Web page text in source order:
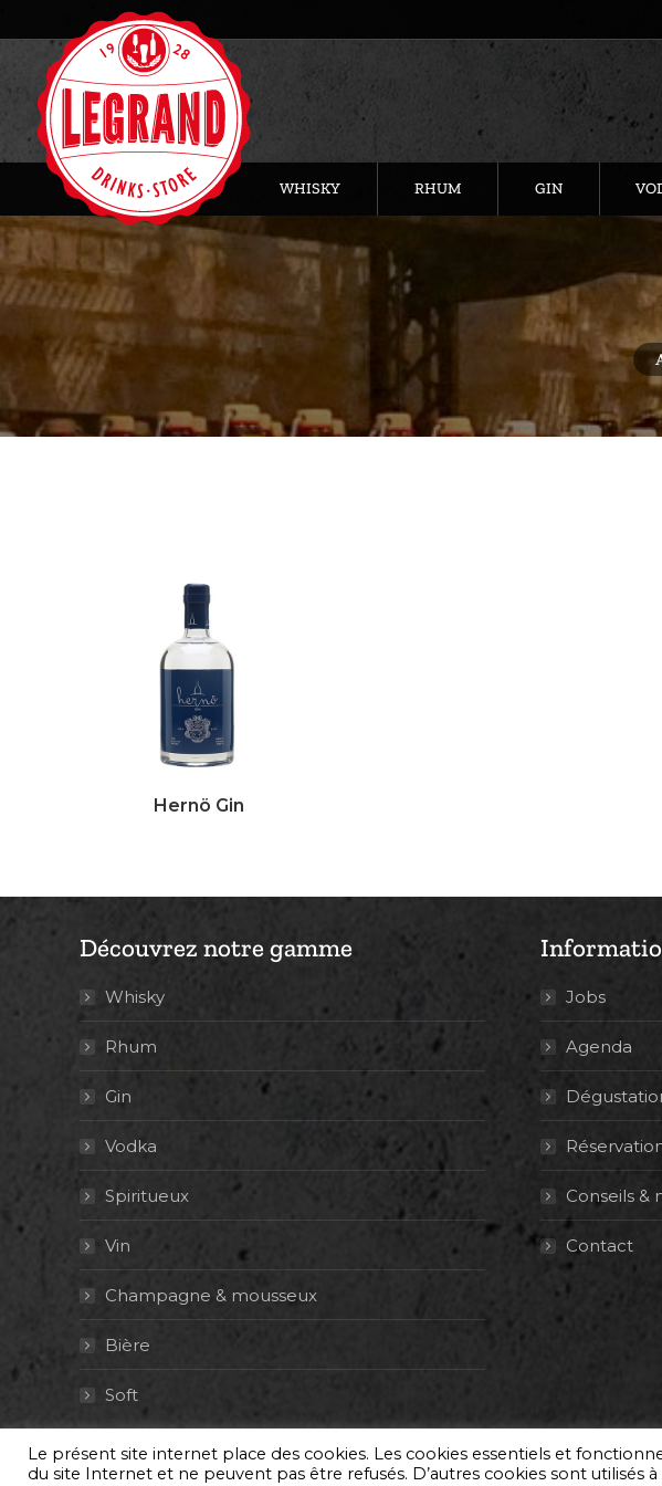
WHISKY RHUM GIN
Hernö Gin
Découvrez notre gamme
Whisky
Rhum
Gin
Vodka
Spiritueux
Vin
Champagne & mousseux
Bière
Soft
Jobs
Agenda
Conseils &
Contact
© By Poush
Le présent site internet place des cookies. Les cookies essentiels et
du site Internet et ne peuvent pas être refusés. D’autres cookies sont utilisés